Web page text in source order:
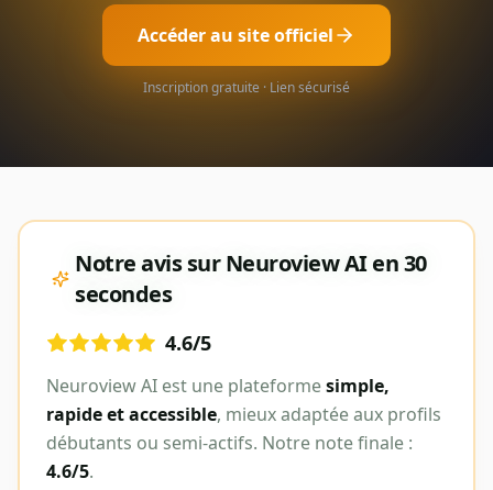
Accéder au site officiel
Inscription gratuite · Lien sécurisé
Notre avis surNeuroview AIen 30
secondes
4.6/5
Neuroview AI est une plateformesimple,
rapide et accessible, mieux adaptée aux profils
débutants ou semi-actifs. Notre note finale :
4.6/5.